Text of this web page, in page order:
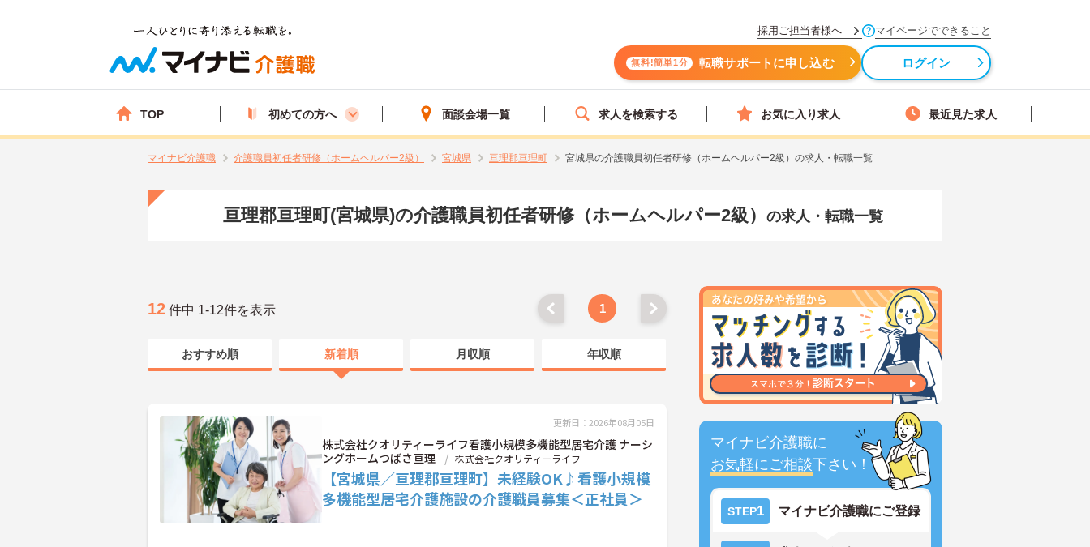
採用ご担当者様へ マイページでできること
無料!簡単1分 転職サポートに申し込む ログイン
TOP 初めての方へ 面談会場一覧 求人を検索する お気に入り求人 最近見た求人
マイナビ介護職 介護職員初任者研修（ホームヘルパー2級） 宮城県 亘理郡亘理町 宮城県の介護職員初任者研修（ホームヘルパー2級）の求人・転職一覧
亘理郡亘理町(宮城県)の介護職員初任者研修（ホームヘルパー2級） の求人・転職一覧
マイナビ介護職に
お気軽にご相談下さい！
STEP1 マイナビ介護職にご登録
12 件中 1-12件を表示 1
おすすめ順 新着順 月収順 年収順
更新日：2026年08月05日
株式会社クオリティーライフ看護小規模多機能型居宅介護 ナーシ
ングホームつばさ亘理
株式会社クオリティーライフ
【宮城県／亘理郡亘理町】未経験OK♪看護小規模
多機能型居宅介護施設の介護職員募集＜正社員＞